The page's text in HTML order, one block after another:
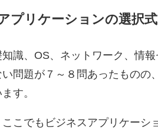
プリケーションの選択
識、OS、ネットワーク、情
い問題が７～８問あったもの
す。
こでもビジネスアプリケーシ